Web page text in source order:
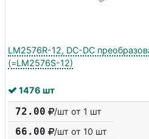
LM2576R-12, DC-DC
(=LM2576S-12)
1476 шт
72.00 /шт от 1 шт
66.00 /шт от 10 шт